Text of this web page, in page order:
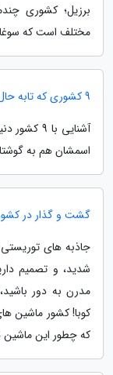
برزیل؛ کشوری
مختلف است که
9 کشوری که تابه حال اسمشان را نشنیده اید
آشنایی با
اسمشان هم به
گشت و گذار در کشور
جاذبه های
شدید، و تصمیم
مدرن به دور
کوبا! کشور ماشین
که چطور این